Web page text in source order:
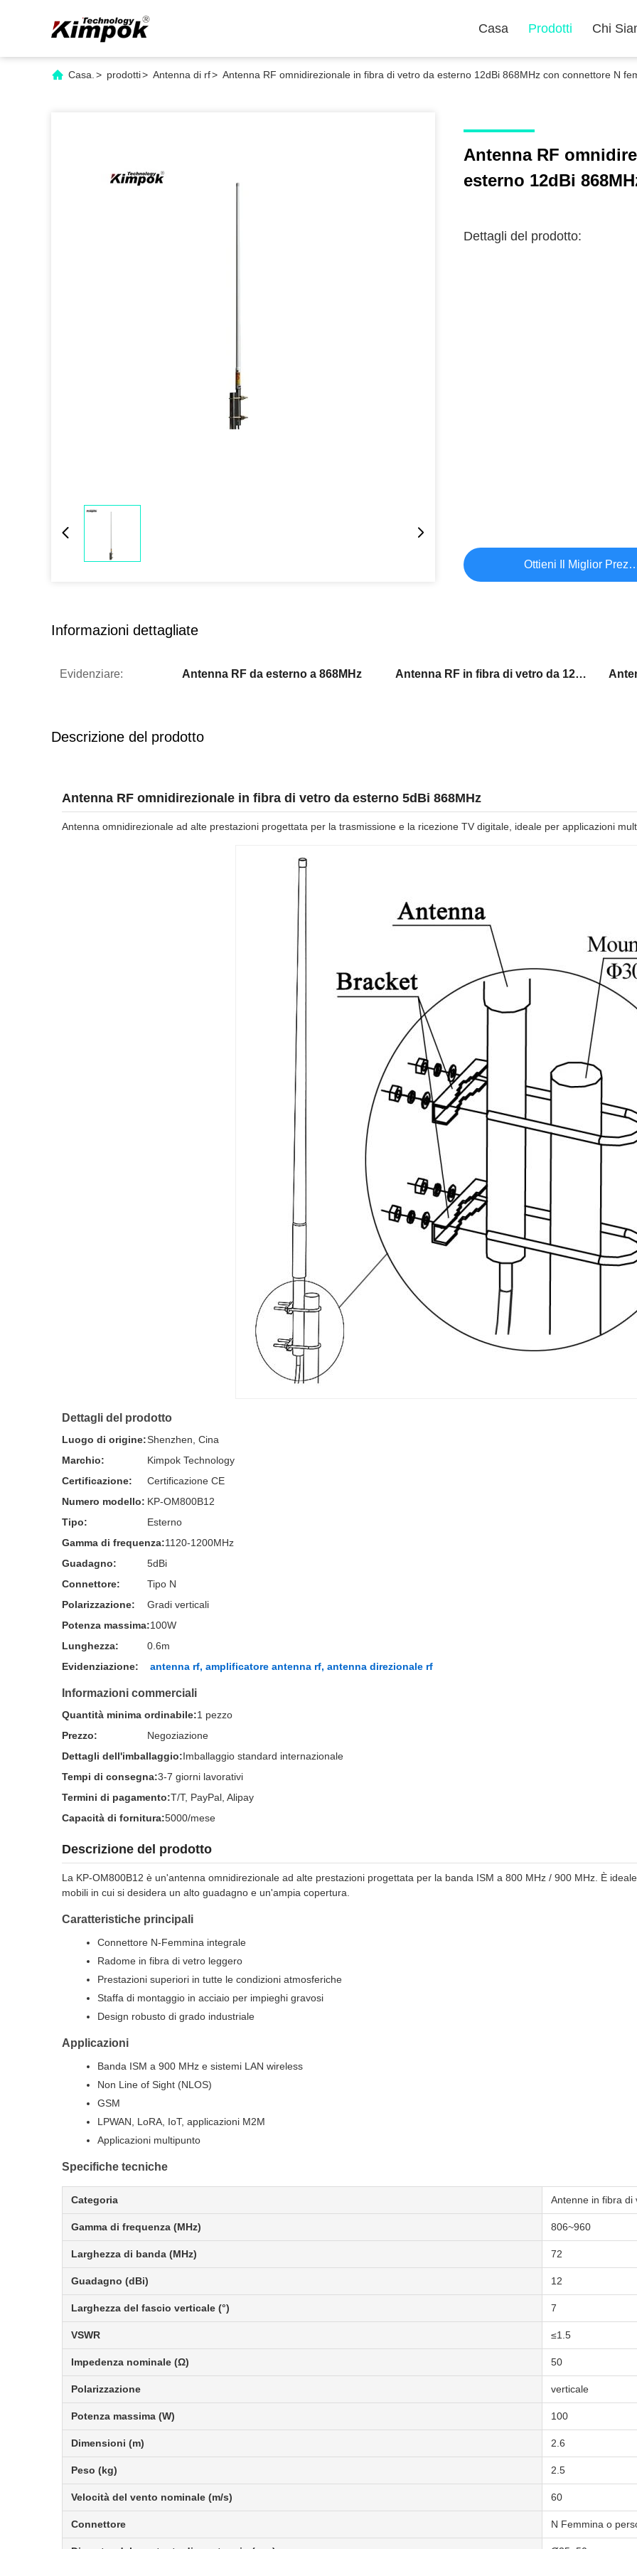
Casa Prodotti Chi
Casa. > prodotti> Antenna di rf> Antenna RF omnidirezionale in fibra di vetro da esterno 12dBi 868MHz con connettore N
Antenna RF
esterno 12dBi
Dettagli del prodotto:
Ottieni Il Miglior
Informazioni dettagliate
Evidenziare: Antenna RF da esterno a 868MHz Antenna RF in fibra di vetro da 12dBi
Descrizione del prodotto
Antenna RF omnidirezionale in fibra di vetro da esterno 5dBi 868MHz
Antenna omnidirezionale ad alte prestazioni progettata per la trasmissione e la ricezione TV digitale, ideale per applicazioni
Dettagli del prodotto
Luogo di origine:Shenzhen, Cina
Marchio:
Kimpok Technology
Certificazione:
Certificazione CE
Numero modello: KP-OM800B12
Tipo:
Esterno
Gamma di frequenza:1120-1200MHz
Guadagno:
5dBi
Connettore:
Tipo N
Polarizzazione:
Gradi verticali
Potenza massima:100W
Lunghezza:
0.6m
Evidenziazione:
antenna rf, amplificatore antenna rf, antenna direzionale rf
Informazioni commerciali
Quantità minima ordinabile:1 pezzo
Prezzo:
Negoziazione
Dettagli dell'imballaggio:Imballaggio standard internazionale
Tempi di consegna:3-7 giorni lavorativi
Termini di pagamento:T/T, PayPal, Alipay
Capacità di fornitura:5000/mese
Descrizione del prodotto
La KP-OM800B12 è un'antenna omnidirezionale ad alte prestazioni progettata per la banda ISM a 800 MHz / 900 MHz. È
mobili in cui si desidera un alto guadagno e un'ampia copertura.
Caratteristiche principali
Connettore N-Femmina integrale
Radome in fibra di vetro leggero
Prestazioni superiori in tutte le condizioni atmosferiche
Staffa di montaggio in acciaio per impieghi gravosi
Design robusto di grado industriale
Applicazioni
Banda ISM a 900 MHz e sistemi LAN wireless
Non Line of Sight (NLOS)
GSM
LPWAN, LoRA, IoT, applicazioni M2M
Applicazioni multipunto
Specifiche tecniche
Categoria Antenne in fibra di
Gamma di frequenza (MHz) 806~960
Larghezza di banda (MHz) 72
Guadagno (dBi) 12
Larghezza del fascio verticale (°) 7
VSWR ≤1.5
Impedenza nominale (Ω) 50
Polarizzazione verticale
Potenza massima (W) 100
Dimensioni (m) 2.6
Peso (kg) 2.5
Velocità del vento nominale (m/s) 60
Connettore N Femmina o